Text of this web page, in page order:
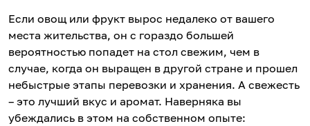
Если овощ или фрукт вырос недалеко от вашего
места жительства, он с гораздо большей
вероятностью попадет на стол свежим, чем в
случае, когда он выращен в другой стране и прошел
небыстрые этапы перевозки и хранения. А свежесть
– это лучший вкус и аромат. Наверняка вы
убеждались в этом на собственном опыте: